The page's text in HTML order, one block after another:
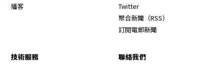
播客
Twitter
聚合新聞（RSS）
訂閱電郵新聞
技術服務 聯絡我們